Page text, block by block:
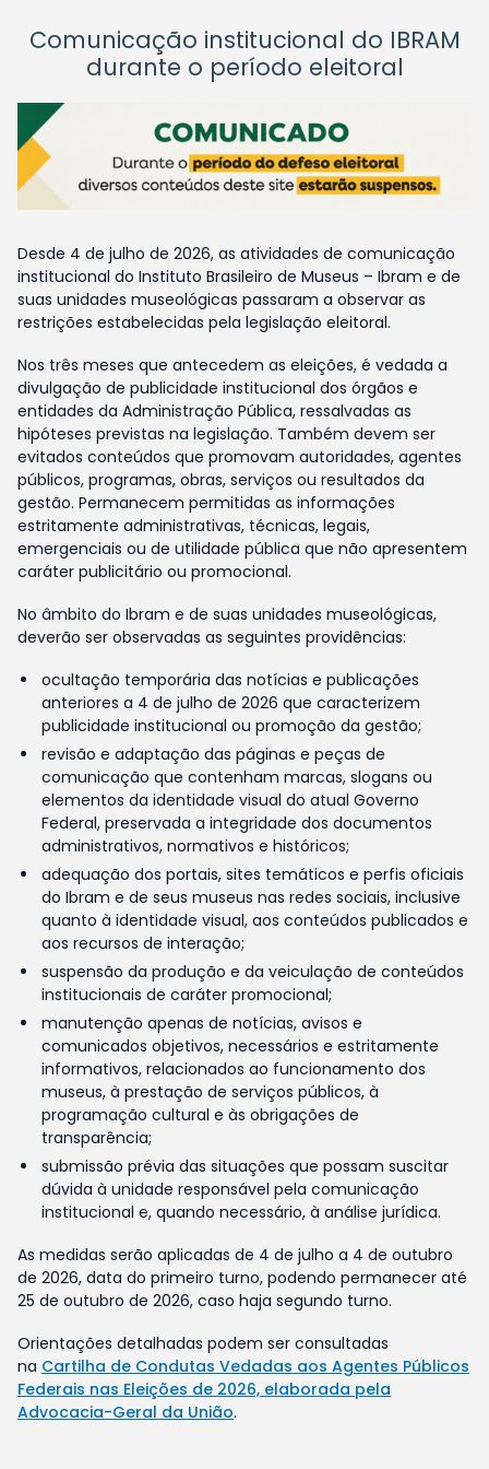
Comunicação institucional do IBRAM
durante o período eleitoral
Desde 4 de julho de 2026, as atividades de comunicação
institucional do Instituto Brasileiro de Museus – Ibram e de
suas unidades museológicas passaram a observar as
restrições estabelecidas pela legislação eleitoral.
Nos três meses que antecedem as eleições, é vedada a
divulgação de publicidade institucional dos órgãos e
entidades da Administração Pública, ressalvadas as
hipóteses previstas na legislação. Também devem ser
evitados conteúdos que promovam autoridades, agentes
públicos, programas, obras, serviços ou resultados da
gestão. Permanecem permitidas as informações
estritamente administrativas, técnicas, legais,
emergenciais ou de utilidade pública que não apresentem
caráter publicitário ou promocional.
No âmbito do Ibram e de suas unidades museológicas,
deverão ser observadas as seguintes providências:
ocultação temporária das notícias e publicações
anteriores a 4 de julho de 2026 que caracterizem
publicidade institucional ou promoção da gestão;
revisão e adaptação das páginas e peças de
comunicação que contenham marcas, slogans ou
elementos da identidade visual do atual Governo
Federal, preservada a integridade dos documentos
administrativos, normativos e históricos;
adequação dos portais, sites temáticos e perfis oficiais
do Ibram e de seus museus nas redes sociais, inclusive
quanto à identidade visual, aos conteúdos publicados e
aos recursos de interação;
suspensão da produção e da veiculação de conteúdos
institucionais de caráter promocional;
manutenção apenas de notícias, avisos e
comunicados objetivos, necessários e estritamente
informativos, relacionados ao funcionamento dos
museus, à prestação de serviços públicos, à
programação cultural e às obrigações de
transparência;
submissão prévia das situações que possam suscitar
dúvida à unidade responsável pela comunicação
institucional e, quando necessário, à análise jurídica.
As medidas serão aplicadas de 4 de julho a 4 de outubro
de 2026, data do primeiro turno, podendo permanecer até
25 de outubro de 2026, caso haja segundo turno.
Orientações detalhadas podem ser consultadas
na Cartilha de Condutas Vedadas aos Agentes Públicos
Federais nas Eleições de 2026, elaborada pela
Advocacia-Geral da União.